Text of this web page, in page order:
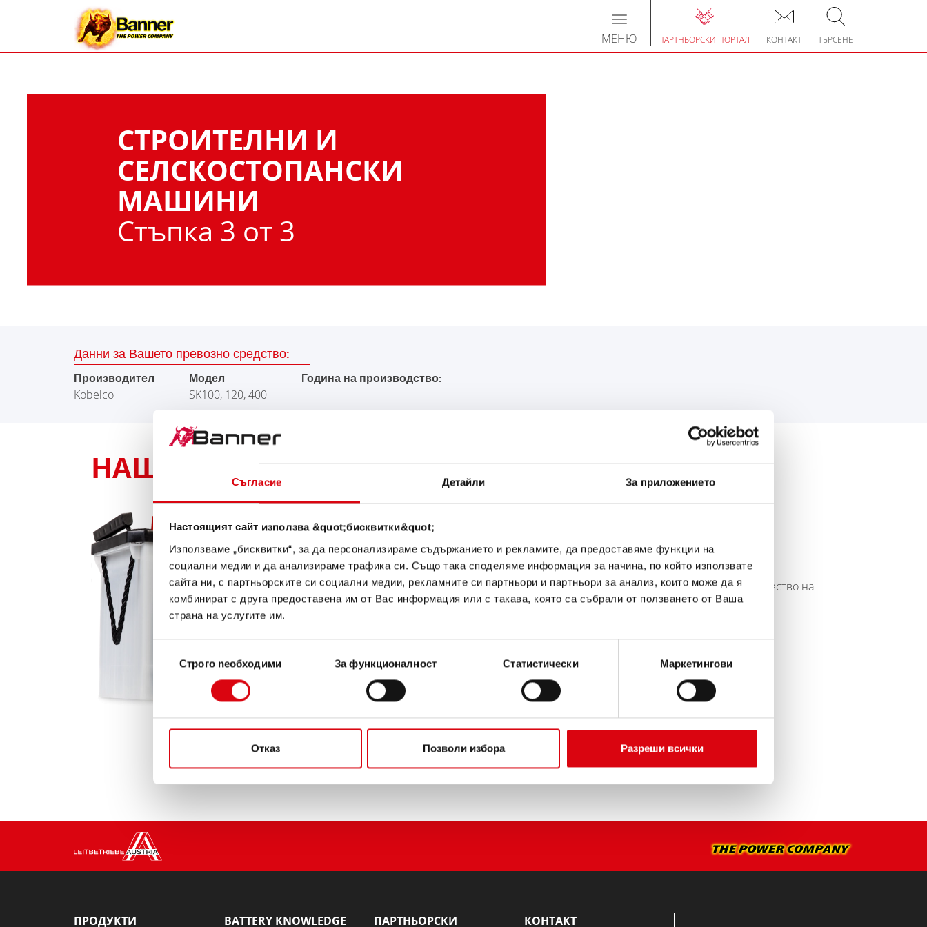
Съгласие Детайли За приложението
Настоящият сайт използва &quot;бисквитки&quot;
Използваме „бисквитки“, за да персонализираме съдържанието и рекламите, да предоставяме функции на
социални медии и да анализираме трафика си. Също така споделяме информация за начина, по който използвате
сайта ни, с партньорските си социални медии, рекламните си партньори и партньори за анализ, които може да я
комбинират с друга предоставена им от Вас информация или с такава, която са събрали от ползването от Ваша
страна на услугите им.
Строго nеобходими За функционалност Статистически Маркетингови
Отказ Позволи избора Разреши всички
ПАРТНЬОРСКИ ПОРТАЛ КОНТАКТ ТЪРСЕНЕ
Toggle
navigation
МЕНЮ
СТРОИТЕЛНИ И
СЕЛСКОСТОПАНСКИ
МАШИНИ
Стъпка 3 от 3
Данни за Вашето превозно средство:
Производител
Kobelco
Модел
SK100, 120, 400
Година на производство:
НАШАТА ПРЕПОРЪКА ОТ Banner ЗА ВАС:
600 35
Визитната картичка на качеството на марката Banner. Качество на
оригинал за дооборудване (OE).
Купете този акумулатор:
ТЪРГОВЦИ И СЕРВИЗИ ЗА МОНТАЖ >
ПРОДУКТИ BATTERY KNOWLEDGE ПАРТНЬОРСКИ КОНТАКТ